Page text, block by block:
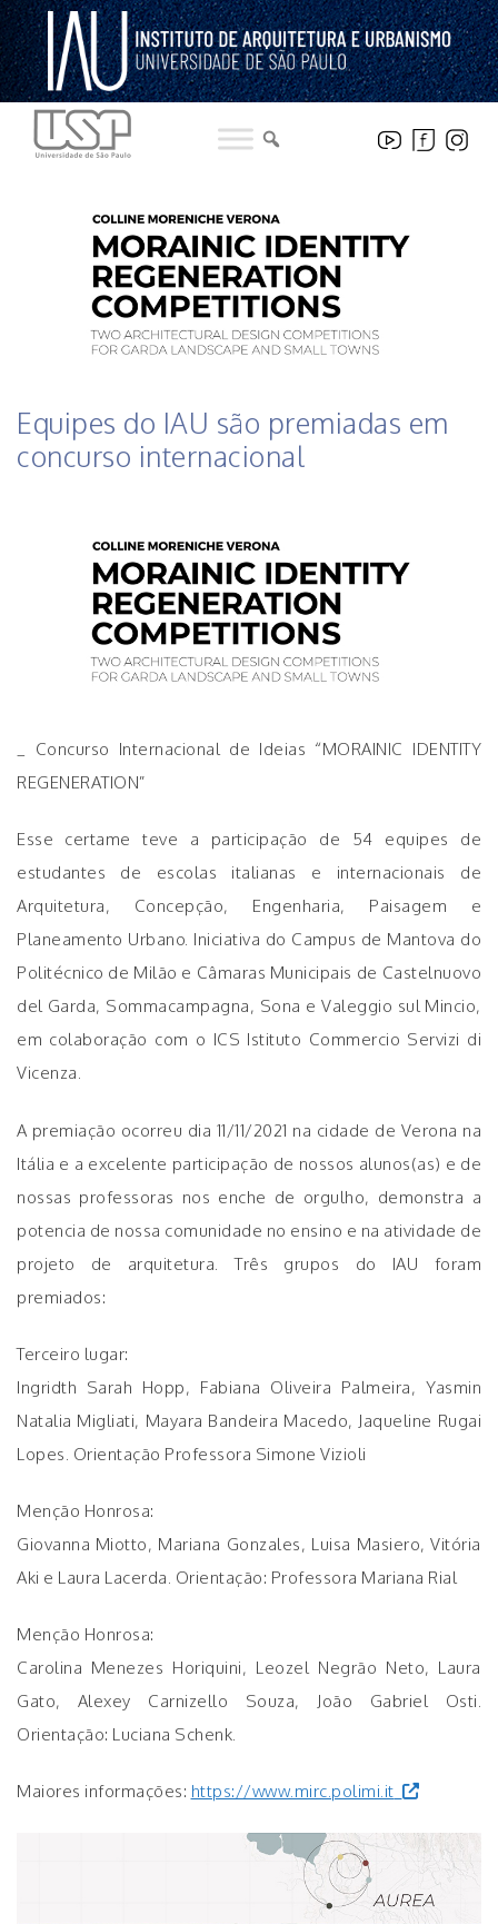
Pular
para
o
conteúdo
Equipes do IAU são premiadas em
concurso internacional
_ Concurso Internacional de Ideias “MORAINIC IDENTITY
REGENERATION”
Esse certame teve a participação de 54 equipes de
estudantes de escolas italianas e internacionais de
Arquitetura, Concepção, Engenharia, Paisagem e
Planeamento Urbano. Iniciativa do Campus de Mantova do
Politécnico de Milão e Câmaras Municipais de Castelnuovo
del Garda, Sommacampagna, Sona e Valeggio sul Mincio,
em colaboração com o ICS Istituto Commercio Servizi di
Vicenza.
A premiação ocorreu dia 11/11/2021 na cidade de Verona na
Itália e a excelente participação de nossos alunos(as) e de
nossas professoras nos enche de orgulho, demonstra a
potencia de nossa comunidade no ensino e na atividade de
projeto de arquitetura. Três grupos do IAU foram
premiados:
Terceiro lugar:
Ingridth Sarah Hopp, Fabiana Oliveira Palmeira, Yasmin
Natalia Migliati, Mayara Bandeira Macedo, Jaqueline Rugai
Lopes. Orientação Professora Simone Vizioli
Menção Honrosa:
Giovanna Miotto, Mariana Gonzales, Luisa Masiero, Vitória
Aki e Laura Lacerda. Orientação: Professora Mariana Rial
Menção Honrosa:
Carolina Menezes Horiquini, Leozel Negrão Neto, Laura
Gato, Alexey Carnizello Souza, João Gabriel Osti.
Orientação: Luciana Schenk.
Maiores informações: https://www.mirc.polimi.it